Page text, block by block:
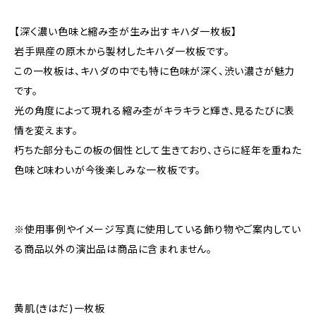
【深く濃い色味と縮み杢が生み出すキハダ一枚板】
岩手県産の原木から製材したキハダ一枚板です。
この一枚板は、キハダの中でも特に色味が深く、渋い濃さが魅力
です。
光の角度によって現れる縮み杢がキラキラと輝き、見るたびに表
情を変えます。
朽ちた部分もこの板の個性として生きており、さらに経年を重ねた
色味と味わいが今後楽しみな一枚板です。
※使用事例やイメージ写真に使用している飾り物やご案内してい
る商品以外の演出品は商品に含まれません。
黄肌(きはだ)一枚板